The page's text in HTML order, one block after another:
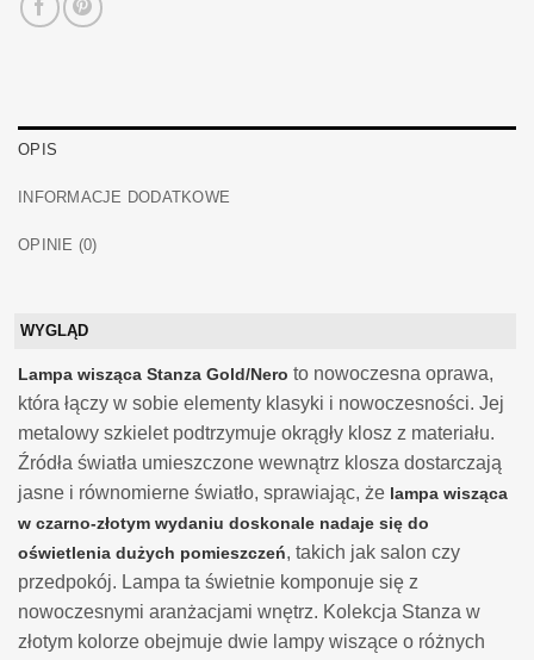
OPIS
INFORMACJE DODATKOWE
OPINIE (0)
WYGLĄD
Lampa wisząca Stanza Gold/Nero to nowoczesna oprawa,
która łączy w sobie elementy klasyki i nowoczesności. Jej
metalowy szkielet podtrzymuje okrągły klosz z materiału.
Źródła światła umieszczone wewnątrz klosza dostarczają
jasne i równomierne światło, sprawiając, że lampa wisząca
w czarno-złotym wydaniu doskonale nadaje się do
oświetlenia dużych pomieszczeń, takich jak salon czy
przedpokój. Lampa ta świetnie komponuje się z
nowoczesnymi aranżacjami wnętrz. Kolekcja Stanza w
złotym kolorze obejmuje dwie lampy wiszące o różnych